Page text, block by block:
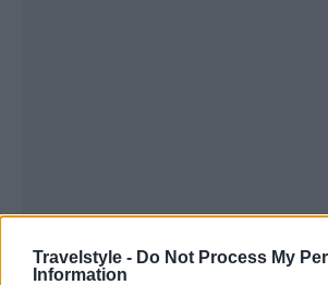
Travelstyle - Do Not Process My
Information